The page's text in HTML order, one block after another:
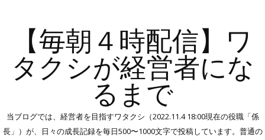
【毎朝４時配信】ワ
タクシが経営者にな
るまで
当ブログでは、経営者を目指すワタクシ（2022.11.4 18:00現在の役職「係
長」）が、日々の成長記録を毎日500〜1000文字で投稿しています。普通の